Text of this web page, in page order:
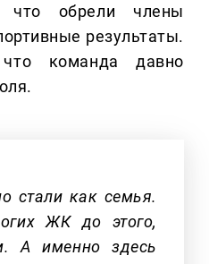
что обрели члены
результаты.
команда давно
стали как семья.
ЖК до этого,
А именно здесь